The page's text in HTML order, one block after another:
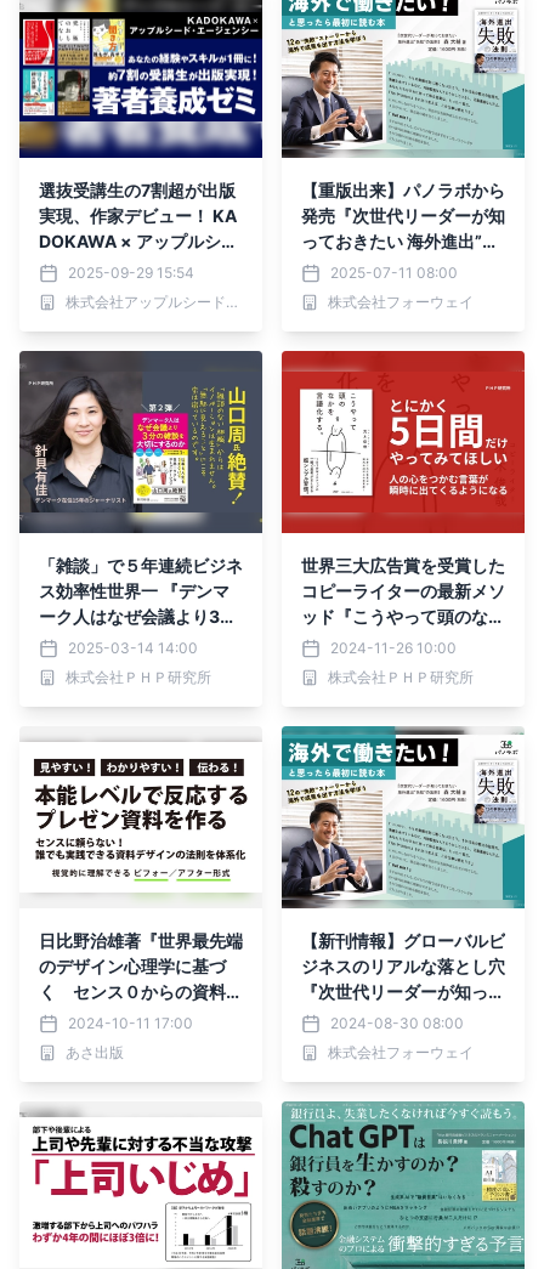
選抜受講生の7割超が出版
実現、作家デビュー！ KA
DOKAWA × アップルシー
ド・エージェンシー「本気
で本を出したい人のための
著者養成ゼミ」６期生の募
2025-09-29 15:54
株式会社アップルシード・エージェンシー
【重版出来】パノラボから
発売『次世代リーダーが知
っておきたい 海外進出”失
敗”の法則』販売好調によ
り重版決定！
2025-07-11 08:00
株式会社フォーウェイ
「雑談」で５年連続ビジネ
ス効率性世界一 『デンマ
ーク人はなぜ会議より3分
の雑談を大切にするのか』
3月22日発売
2025-03-14 14:00
株式会社ＰＨＰ研究所
世界三大広告賞を受賞した
コピーライターの最新メソ
ッド『こうやって頭のなか
を言語化する。』11/28発
売
2024-11-26 10:00
株式会社ＰＨＰ研究所
日比野治雄著『世界最先端
のデザイン心理学に基づ
く センス０からの資料作
成術』2024年10月16日刊
行
2024-10-11 17:00
あさ出版
【新刊情報】グローバルビ
ジネスのリアルな落とし穴
『次世代リーダーが知って
おきたい 海外進出”失
敗”の法則』出版社パノラ
ボより発売！
2024-08-30 08:00
株式会社フォーウェイ